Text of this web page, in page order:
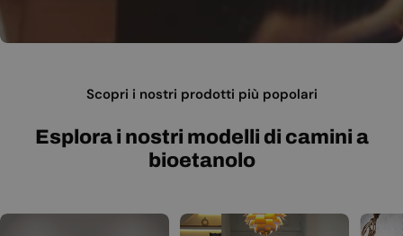
Scopri i nostri prodotti più popolari
Esplora i nostri modelli di camini a
bioetanolo